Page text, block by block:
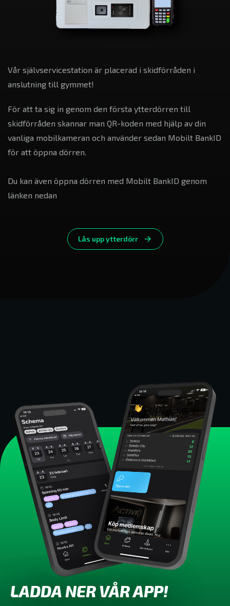
Vår självservicestation är placerad i skidförråden i
anslutning till gymmet!
För att ta sig in genom den första ytterdörren till
skidförråden skannar man QR-koden med hjälp av din
vanliga mobilkameran och använder sedan Mobilt BankID
för att öppna dörren.
Du kan även öppna dörren med Mobilt BankID genom
länken nedan
Lås upp ytterdörr
LADDA NER VÅR APP!